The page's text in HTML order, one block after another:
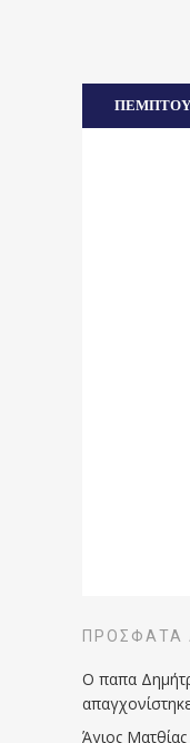
ΠΡΌΣΦΑΤΑ
Ο παπα
Άγιος